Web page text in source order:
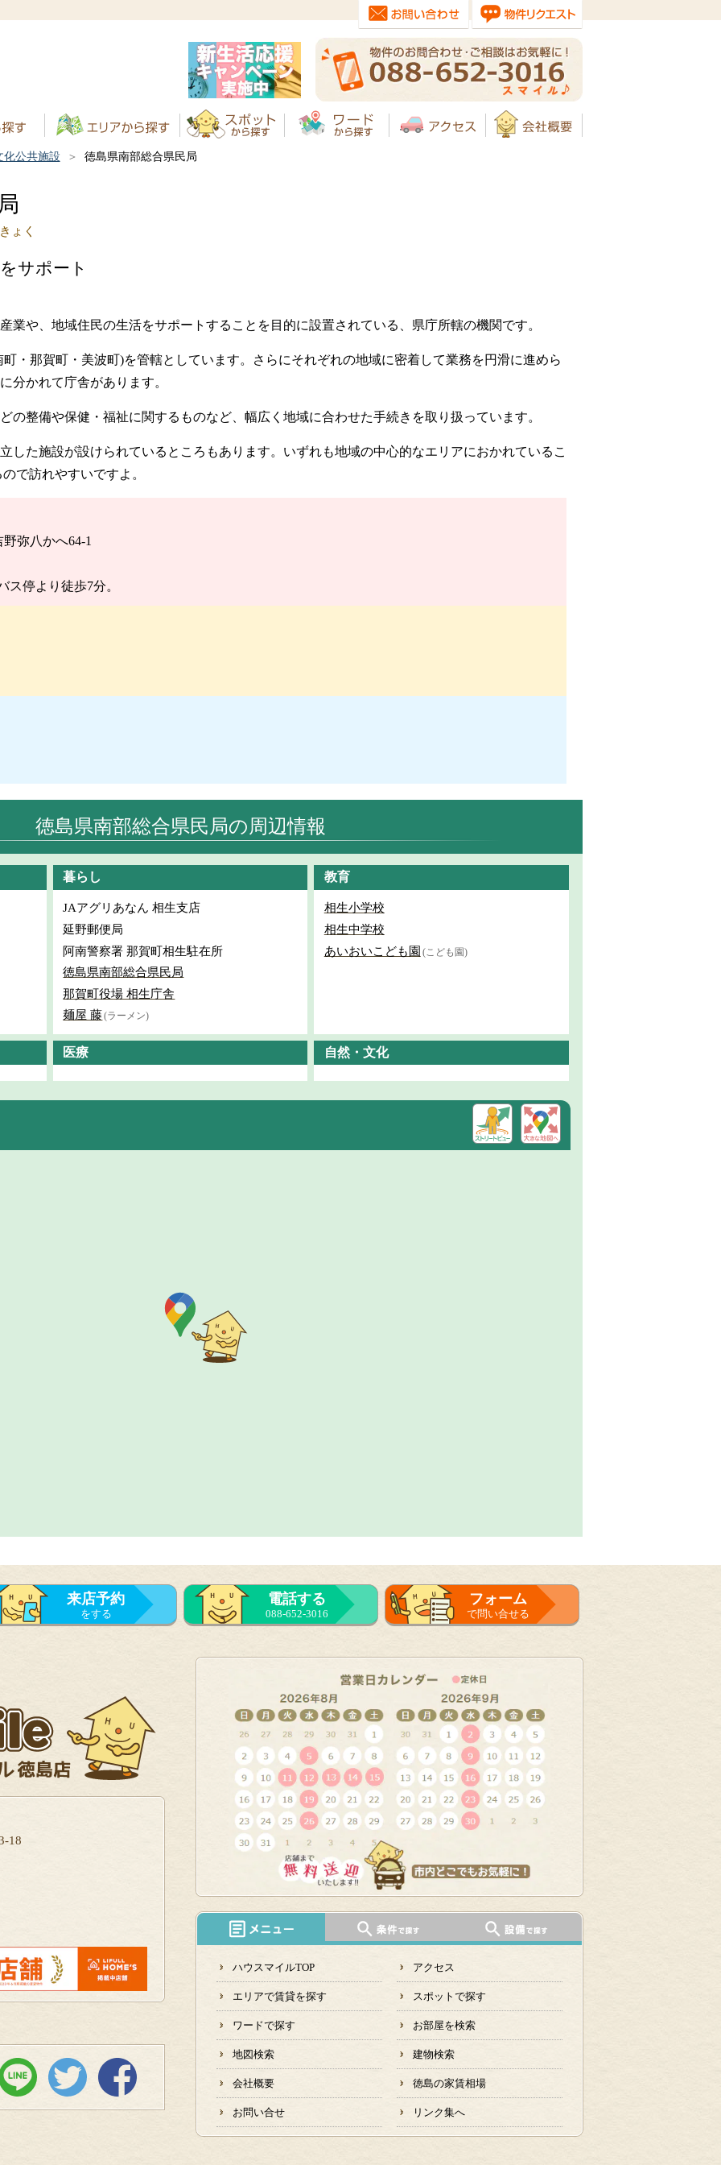
化公共施設 徳島県南部総合県民局
ょく
サポート
業や、地域住民の生活をサポートすることを目的に設置されている、県庁所轄の機関です。
・那賀町・美波町)を管轄としています。さらにそれぞれの地域に密着して業務を円滑に進めら
分かれて庁舎があります。
の整備や保健・福祉に関するものなど、幅広く地域に合わせた手続きを取り扱っています。
した施設が設けられているところもあります。いずれも地域の中心的なエリアにおかれているこ
で訪れやすいですよ。
弥八かへ64-1
ス停より徒歩7分。
徳島県南部総合県民局の周辺情報
暮らし
JAアグリあなん 相生支店
延野郵便局
阿南警察署 那賀町相生駐在所
徳島県南部総合県民局
那賀町役場 相生庁舎
麺屋 藤(ラーメン)
教育
相生小学校
相生中学校
あいおいこども園 (こども園)
医療 自然・文化
来店予約
をする
電話する
088-652-3016
フォーム
で問い合せる
18
ハウスマイルTOP アクセス
エリアで賃貸を探す スポットで探す
ワードで探す お部屋を検索
地図検索 建物検索
会社概要 徳島の家賃相場
お問い合せ リンク集へ